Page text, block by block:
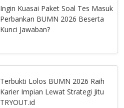
Ingin Kuasai Paket Soal Tes Masuk
Perbankan BUMN 2026 Beserta
Kunci Jawaban?
Terbukti Lolos BUMN 2026 Raih
Karier Impian Lewat Strategi Jitu
TRYOUT.id